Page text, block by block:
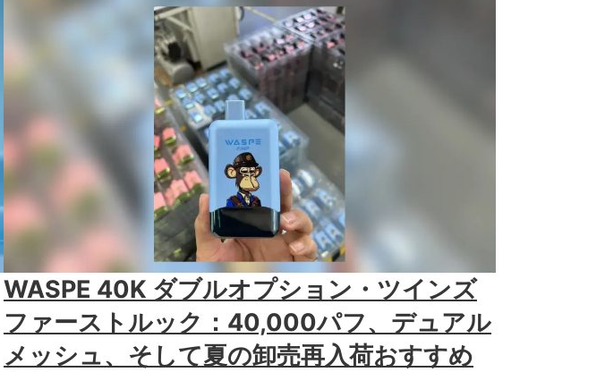
WASPE 40K ダブルオプション・ツインズ
ファーストルック：40,000パフ、デュアル
メッシュ、そして夏の卸売再入荷おすすめ